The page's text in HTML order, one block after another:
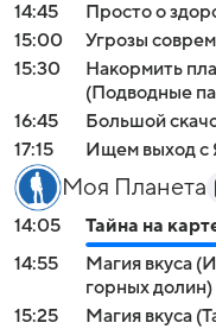
14:45
Просто о
15:00
Угрозы
15:30
Накормить
(Подводные
16:45
Большой
17:15
Ищем выход с
Моя Планета
14:05
Тайна на
14:55
Магия вкуса
горных долин)
15:25
Магия вкуса